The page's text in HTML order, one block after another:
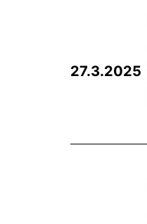
27.3.2025